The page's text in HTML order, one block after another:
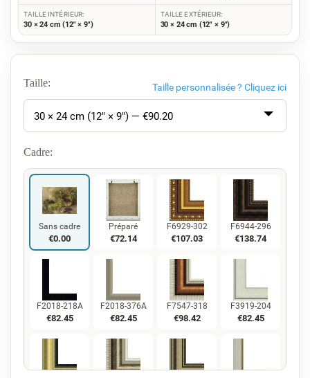
TAILLE INTÉRIEUR:
30 × 24 cm (12" × 9")
TAILLE EXTÉRIEUR:
30 × 24 cm (12" × 9")
Taille: Taille personnalisée ? Cliquez ici
30 × 24 cm (12" × 9") — €90.20
Cadre:
Sans cadre
€0.00
Préparé
€72.14
F6929-302
€107.03
F6944-296
€138.74
F2018-218A
€82.45
F2018-376A
€82.45
F7547-318
€98.42
F3919-204
€82.45